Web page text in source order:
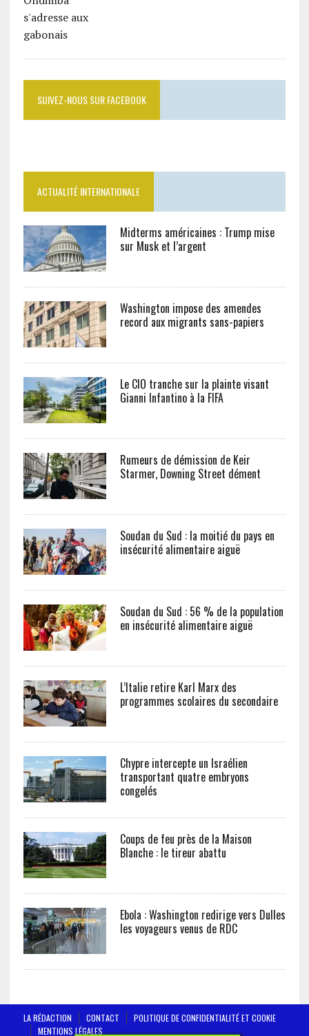
SUIVEZ-NOUS SUR FACEBOOK
ACTUALITÉ INTERNATIONALE
Midterms américaines : Trump mise
sur Musk et l’argent
Washington impose des amendes
record aux migrants sans-papiers
Le CIO tranche sur la plainte visant
Gianni Infantino à la FIFA
Rumeurs de démission de Keir
Starmer, Downing Street dément
Soudan du Sud : la moitié du pays en
insécurité alimentaire aiguë
Soudan du Sud : 56 % de la population
en insécurité alimentaire aiguë
L’Italie retire Karl Marx des
programmes scolaires du secondaire
Chypre intercepte un Israélien
transportant quatre embryons
congelés
Coups de feu près de la Maison
Blanche : le tireur abattu
Ebola : Washington redirige vers Dulles
les voyageurs venus de RDC
LA RÉDACTION CONTACT
POLITIQUE DE CONFIDENTIALITÉ ET COOKIE
MENTIONS LÉGALES